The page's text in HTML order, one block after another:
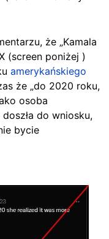
że „Kamala
(screen poniżej )
amerykańskiego
że „do 2020 roku,
osoba
do wniosku,
bycie